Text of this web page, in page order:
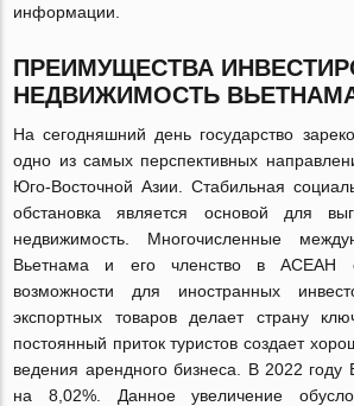
информации.
ПРЕИМУЩЕСТВА
НЕДВИЖИМОСТЬ
На сегодняшний день государство
одно из самых перспективных
Юго-Восточной Азии. Стабильная
обстановка является основой для
недвижимость. Многочисленные
Вьетнама и его членство в АСЕАН
возможности для иностранных
экспортных товаров делает страну
постоянный приток туристов создает
ведения арендного бизнеса. В 2022
на 8,02%. Данное увеличение